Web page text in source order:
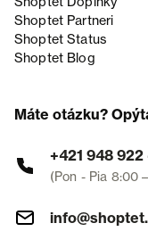
Shoptet Partneri
Shoptet Status
Shoptet Blog
Máte otázku?
+421 948 922
(Pon - Pia 8:00